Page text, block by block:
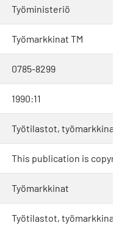
Työministeriö
Työmarkkinat TM
0785-8299
1990:11
Työtilastot, työmarkkinat
This publication is
Työmarkkinat
Työtilastot, työmarkkinat